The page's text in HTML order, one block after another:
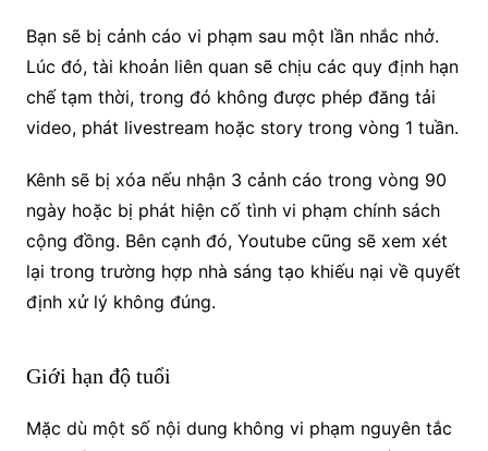
Bạn sẽ bị cảnh cáo vi phạm sau một lần nhắc nhở.
Lúc đó, tài khoản liên quan sẽ chịu các quy định hạn
chế tạm thời, trong đó không được phép đăng tải
video, phát livestream hoặc story trong vòng 1 tuần.
Kênh sẽ bị xóa nếu nhận 3 cảnh cáo trong vòng 90
ngày hoặc bị phát hiện cố tình vi phạm chính sách
cộng đồng. Bên cạnh đó, Youtube cũng sẽ xem xét
lại trong trường hợp nhà sáng tạo khiếu nại về quyết
định xử lý không đúng.
Giới hạn độ tuổi
Mặc dù một số nội dung không vi phạm nguyên tắc